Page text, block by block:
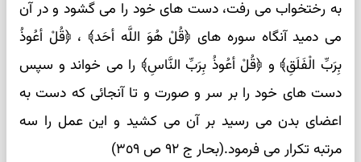
به رختخواب می رفت، دست های خود را می گشود و در آن
می دمید آنگاه سوره های ﴿قُلْ هُوَ اللَّه أحَد﴾ ، ﴿قُلْ أعُوذُ
بِرَبِّ الْفَلَقِ﴾ و ﴿قُلْ أعُوذُ بِرَبِّ النَّاسِ﴾ را می خواند و سپس
دست های خود را بر سر و صورت و تا آنجائی که دست به
اعضای بدن می رسید بر آن می کشید و این عمل را سه
مرتبه تکرار می فرمود.(بحار ج ٩٢ ص ٣٥٩)